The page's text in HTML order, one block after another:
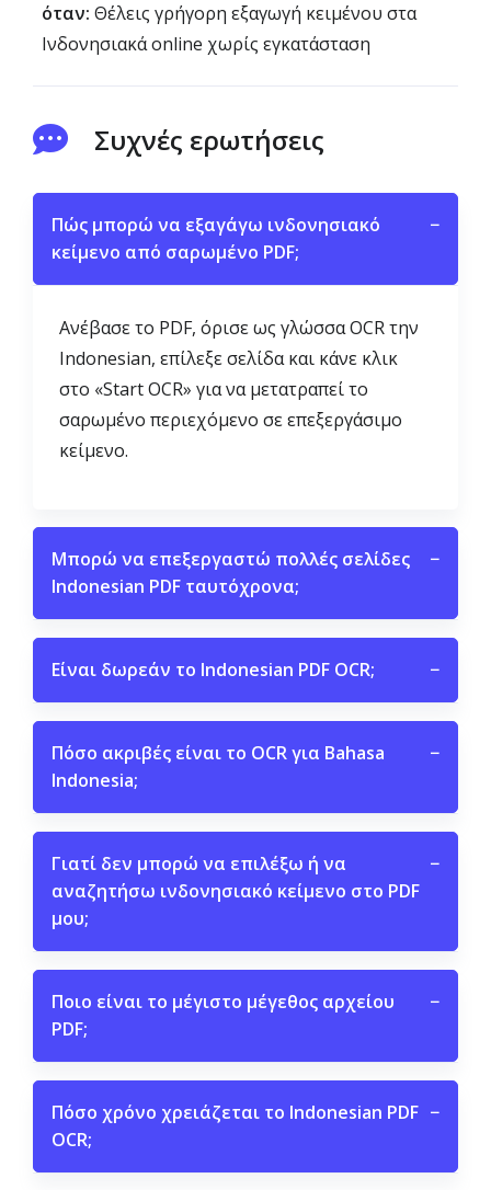
όταν: Θέλεις γρήγορη εξαγωγή κειμένου στα
Ινδονησιακά online χωρίς εγκατάσταση
Συχνές ερωτήσεις
Πώς μπορώ να εξαγάγω ινδονησιακό
κείμενο από σαρωμένο PDF;
−
Ανέβασε το PDF, όρισε ως γλώσσα OCR την
Indonesian, επίλεξε σελίδα και κάνε κλικ
στο «Start OCR» για να μετατραπεί το
σαρωμένο περιεχόμενο σε επεξεργάσιμο
κείμενο.
Μπορώ να επεξεργαστώ πολλές σελίδες
Indonesian PDF ταυτόχρονα;
−
Είναι δωρεάν το Indonesian PDF OCR; −
Πόσο ακριβές είναι το OCR για Bahasa
Indonesia;
−
Γιατί δεν μπορώ να επιλέξω ή να
αναζητήσω ινδονησιακό κείμενο στο PDF
μου;
−
Ποιο είναι το μέγιστο μέγεθος αρχείου
PDF;
−
Πόσο χρόνο χρειάζεται το Indonesian PDF
OCR;
−